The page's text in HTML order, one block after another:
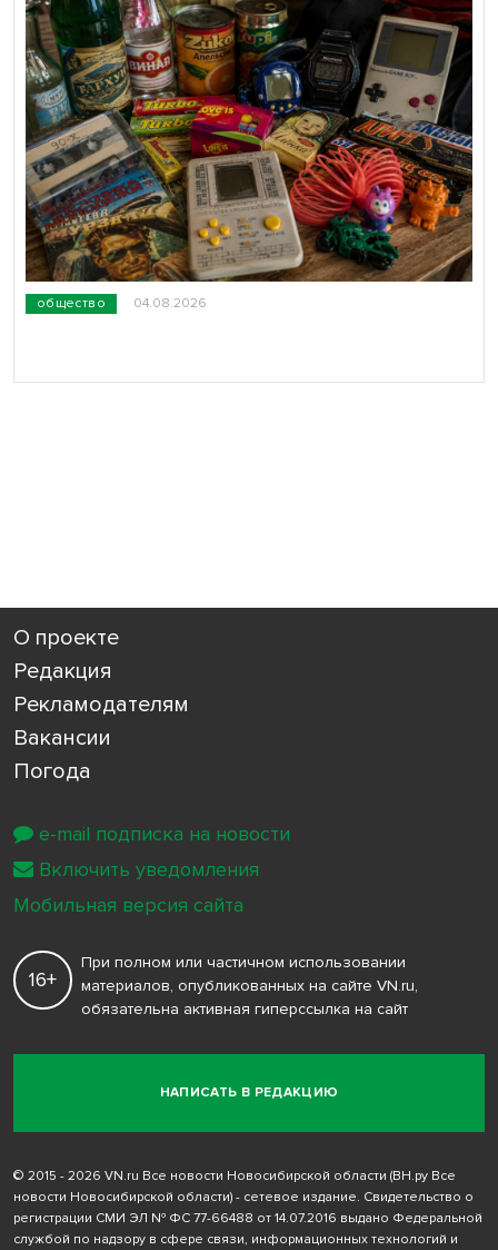
общество 04.08.2026
О проекте
Редакция
Рекламодателям
Вакансии
Погода
НАПИСАТЬ В РЕДАКЦИЮ
16+
При полном или частичном использовании
материалов, опубликованных на сайте VN.ru,
обязательна активная гиперссылка на сайт
© 2015 - 2026 VN.ru Все новости Новосибирской области (ВН.ру Все
новости Новосибирской области) - сетевое издание. Свидетельство о
регистрации СМИ ЭЛ № ФС 77-66488 от 14.07.2016 выдано Федеральной
службой по надзору в сфере связи, информационных технологий и
e-mail подписка на новости
Включить уведомления
Мобильная версия сайта